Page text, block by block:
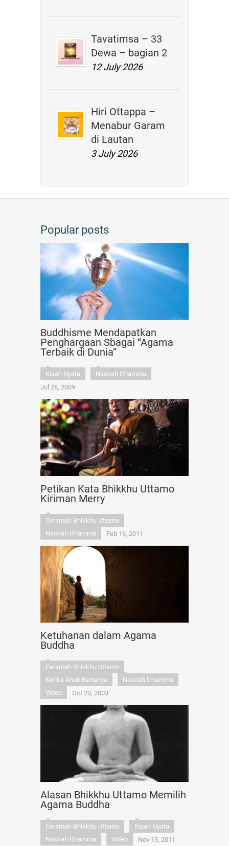
Tavatimsa – 33
Dewa – bagian 2
12 July 2026
Hiri Ottappa –
Menabur Garam
di Lautan
3 July 2026
Popular posts
Buddhisme Mendapatkan
Penghargaan Sbagai “Agama
Terbaik di Dunia”
Kisah Nyata
Naskah Dhamma
Jul 28, 2009
Petikan Kata Bhikkhu Uttamo
Kiriman Merry
Ceramah Bhikkhu Uttamo
Naskah Dhamma
Feb 19, 2011
Ketuhanan dalam Agama
Buddha
Ceramah Bhikkhu Uttamo
Ketika Anak Bertanya
Naskah Dhamma
Video
Oct 20, 2003
Alasan Bhikkhu Uttamo Memilih
Agama Buddha
Ceramah Bhikkhu Uttamo
Kisah Nyata
Naskah Dhamma
Video Nov 13, 2011